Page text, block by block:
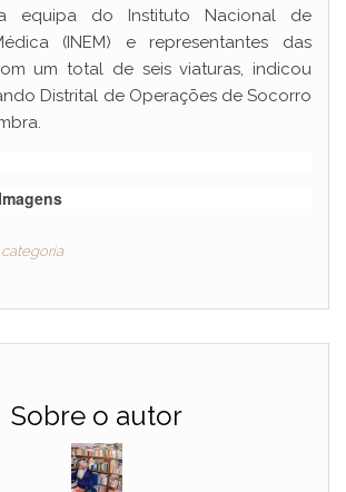
equipa do Instituto Nacional de
(INEM) e representantes das
um total de seis viaturas, indicou
Distrital de Operações de Socorro
Sobre o autor